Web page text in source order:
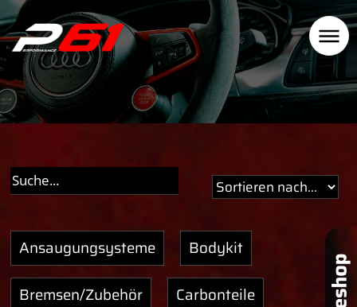
Ansaugungsysteme Bodykit
Bremsen/Zubehör Carbonteile